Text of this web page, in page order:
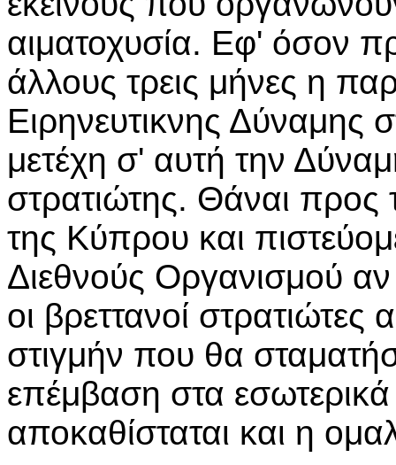
αιματοχυσία. Εφ' όσον
άλλους τρεις μήνες η
Ειρηνευτικνης Δύναμης
μετέχη σ' αυτή την
στρατιώτης. Θάναι προς
της Κύπρου και
Διεθνούς Οργανισμού
οι βρεττανοί
στιγμήν που θα
επέμβαση στα
αποκαθίσταται και η